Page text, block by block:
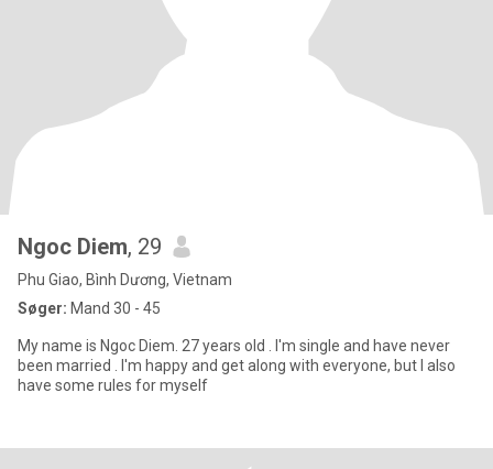
Ngoc Diem, 29
Phu Giao, Bình Dương, Vietnam
Søger: Mand 30 - 45
My name is Ngoc Diem. 27 years old . I'm single and have never
been married . I'm happy and get along with everyone, but I also
have some rules for myself